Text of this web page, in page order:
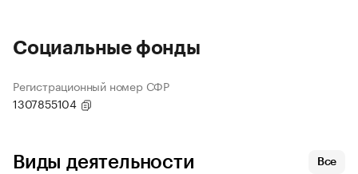
Социальные фонды
Регистрационный номер СФР
1307855104
Виды деятельности Все